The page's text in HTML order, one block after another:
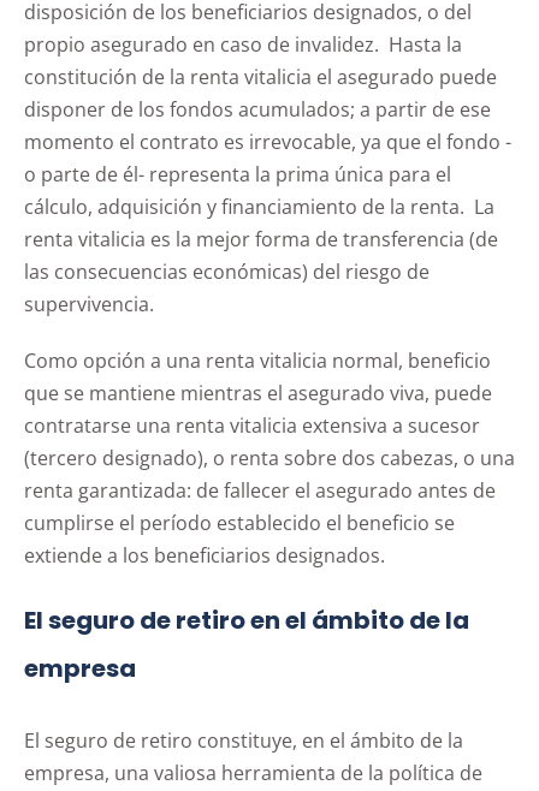
disposición de los beneficiarios designados, o del
propio asegurado en caso de invalidez. Hasta la
constitución de la renta vitalicia el asegurado puede
disponer de los fondos acumulados; a partir de ese
momento el contrato es irrevocable, ya que el fondo -
o parte de él- representa la prima única para el
cálculo, adquisición y financiamiento de la renta. La
renta vitalicia es la mejor forma de transferencia (de
las consecuencias económicas) del riesgo de
supervivencia.
Como opción a una renta vitalicia normal, beneficio
que se mantiene mientras el asegurado viva, puede
contratarse una renta vitalicia extensiva a sucesor
(tercero designado), o renta sobre dos cabezas, o una
renta garantizada: de fallecer el asegurado antes de
cumplirse el período establecido el beneficio se
extiende a los beneficiarios designados.
El seguro de retiro en el ámbito de la
empresa
El seguro de retiro constituye, en el ámbito de la
empresa, una valiosa herramienta de la política de